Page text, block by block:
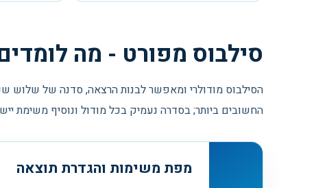
סילבוס מפורט - מה
הסילבוס מודולרי ומאפשר לבנות הרצאה, סדנה של שלוש
החשובים ביותר; בסדרה נעמיק בכל מודול ונוסיף משימת
מפת משימות והגדרת תוצאה